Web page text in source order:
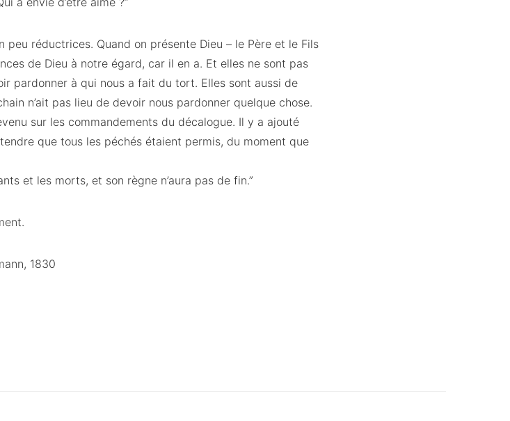
peu réductrices. Quand on présente Dieu – le Père et le Fils
de Dieu à notre égard, car il en a. Et elles ne sont pas
pardonner à qui nous a fait du tort. Elles sont aussi de
n’ait pas lieu de devoir nous pardonner quelque chose.
sur les commandements du décalogue. Il y a ajouté
que tous les péchés étaient permis, du moment que
et les morts, et son règne n’aura pas de fin.”
1830